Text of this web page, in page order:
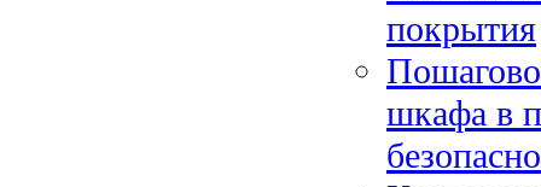
покрытия
шкафа в